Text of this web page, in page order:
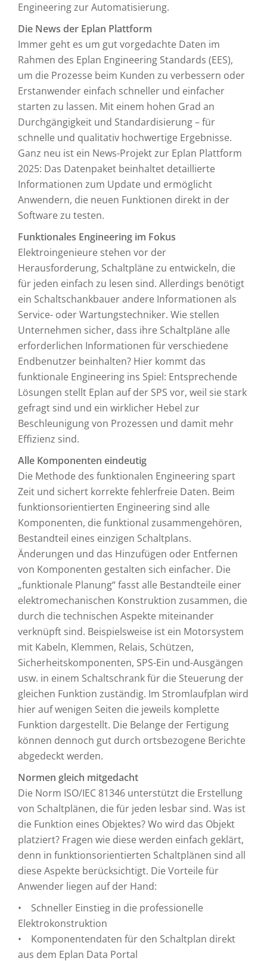
Engineering zur Automatisierung.
Die News der Eplan Plattform
Immer geht es um gut vorgedachte Daten im
Rahmen des Eplan Engineering Standards (EES),
um die Prozesse beim Kunden zu verbessern oder
Erstanwender einfach schneller und einfacher
starten zu lassen. Mit einem hohen Grad an
Durchgängigkeit und Standardisierung – für
schnelle und qualitativ hochwertige Ergebnisse.
Ganz neu ist ein News-Projekt zur Eplan Plattform
2025: Das Datenpaket beinhaltet detaillierte
Informationen zum Update und ermöglicht
Anwendern, die neuen Funktionen direkt in der
Software zu testen.
Funktionales Engineering im Fokus
Elektroingenieure stehen vor der
Herausforderung, Schaltpläne zu entwickeln, die
für jeden einfach zu lesen sind. Allerdings benötigt
ein Schaltschankbauer andere Informationen als
Service- oder Wartungstechniker. Wie stellen
Unternehmen sicher, dass ihre Schaltpläne alle
erforderlichen Informationen für verschiedene
Endbenutzer beinhalten? Hier kommt das
funktionale Engineering ins Spiel: Entsprechende
Lösungen stellt Eplan auf der SPS vor, weil sie stark
gefragt sind und ein wirklicher Hebel zur
Beschleunigung von Prozessen und damit mehr
Effizienz sind.
Alle Komponenten eindeutig
Die Methode des funktionalen Engineering spart
Zeit und sichert korrekte fehlerfreie Daten. Beim
funktionsorientierten Engineering sind alle
Komponenten, die funktional zusammengehören,
Bestandteil eines einzigen Schaltplans.
Änderungen und das Hinzufügen oder Entfernen
von Komponenten gestalten sich einfacher. Die
„funktionale Planung“ fasst alle Bestandteile einer
elektromechanischen Konstruktion zusammen, die
durch die technischen Aspekte miteinander
verknüpft sind. Beispielsweise ist ein Motorsystem
mit Kabeln, Klemmen, Relais, Schützen,
Sicherheitskomponenten, SPS-Ein und-Ausgängen
usw. in einem Schaltschrank für die Steuerung der
gleichen Funktion zuständig. Im Stromlaufplan wird
hier auf wenigen Seiten die jeweils komplette
Funktion dargestellt. Die Belange der Fertigung
können dennoch gut durch ortsbezogene Berichte
abgedeckt werden.
Normen gleich mitgedacht
Die Norm ISO/IEC 81346 unterstützt die Erstellung
von Schaltplänen, die für jeden lesbar sind. Was ist
die Funktion eines Objektes? Wo wird das Objekt
platziert? Fragen wie diese werden einfach geklärt,
denn in funktionsorientierten Schaltplänen sind all
diese Aspekte berücksichtigt. Die Vorteile für
Anwender liegen auf der Hand:
• Schneller Einstieg in die professionelle
Elektrokonstruktion
• Komponentendaten für den Schaltplan direkt
aus dem Eplan Data Portal